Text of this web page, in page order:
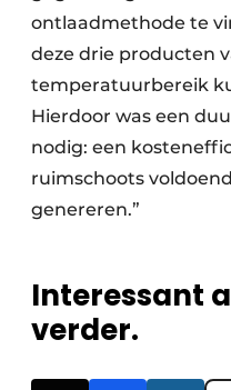
ontlaadmethode te
deze drie producten
temperatuurbereik
Hierdoor was een
nodig: een
ruimschoots
genereren.”
Interessant
verder.